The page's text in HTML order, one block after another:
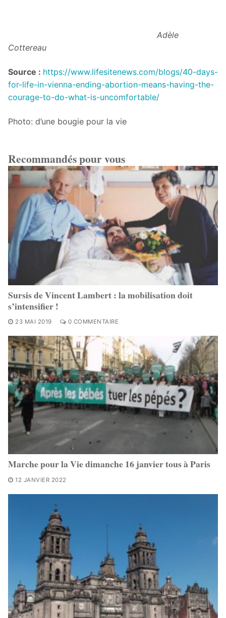
Adèle
Cottereau
Source : https://www.lifesitenews.com/blogs/40-days-
for-life-in-vienna-ending-abortion-means-having-the-
courage-to-do-what-is-uncomfortable/
Photo: d’une bougie pour la vie
Recommandés pour vous
Sursis de Vincent Lambert : la mobilisation doit
s’intensifier !
23 MAI 2019 0 COMMENTAIRE
Marche pour la Vie dimanche 16 janvier tous à Paris
12 JANVIER 2022